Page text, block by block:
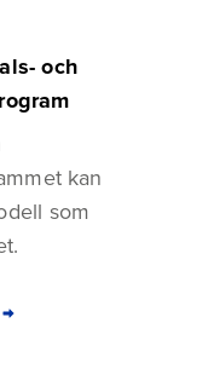
och
kan
som